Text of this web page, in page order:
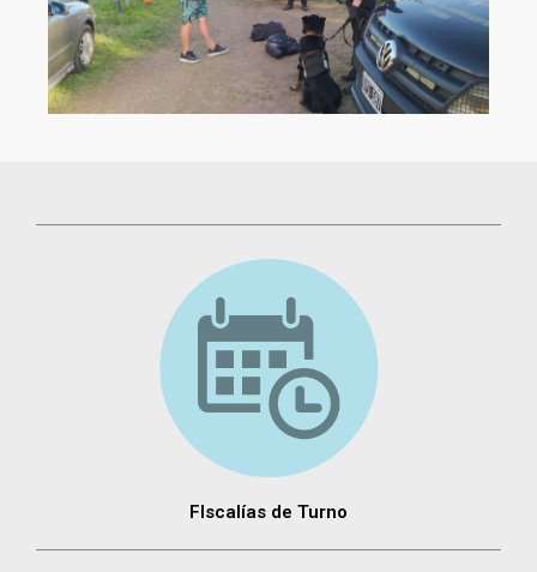
FIscalías de Turno